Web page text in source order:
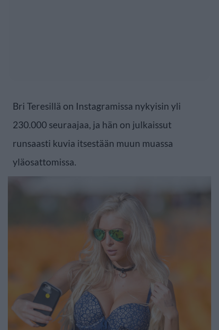
Bri Teresillä on Instagramissa nykyisin yli
230.000 seuraajaa, ja hän on julkaissut
runsaasti kuvia itsestään muun muassa
yläosattomissa.